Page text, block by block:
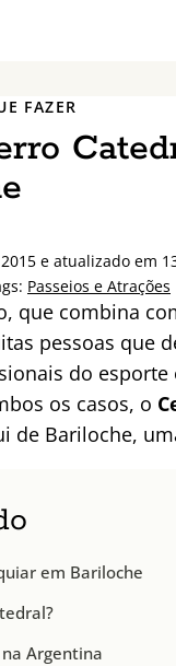
FAZER
e atualizado em
Passeios e Atrações
que combina
pessoas que
do
os casos, o
de Bariloche,
em Bariloche
Argentina